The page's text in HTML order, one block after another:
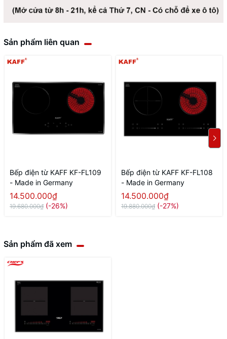
Sản phẩm liên quan
Bếp điện từ KAFF KF-FL109
- Made in Germany
14.500.000₫
19.680.000₫ (-26%)
Bếp điện từ KAFF KF-FL108
- Made in Germany
14.500.000₫
19.880.000₫ (-27%)
Sản phẩm đã xem